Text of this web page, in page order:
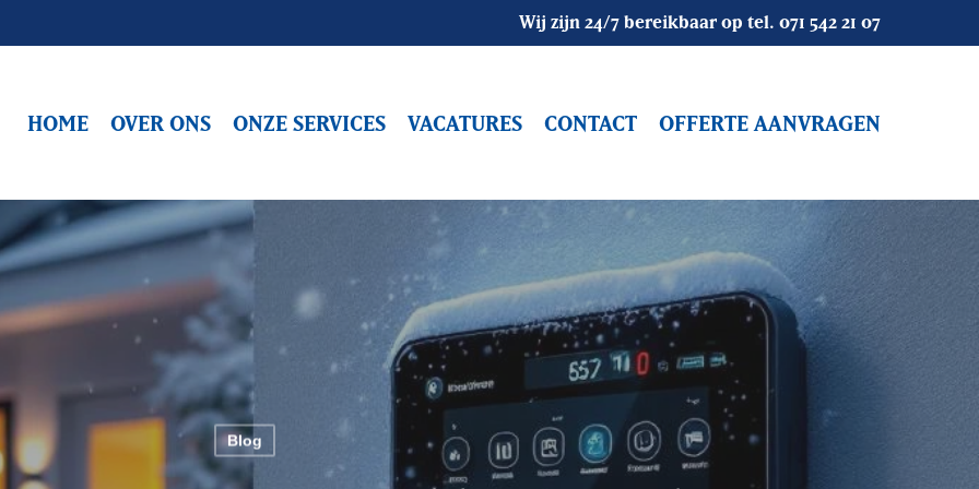
Wij zijn 24/7 bereikbaar op tel. 071 542 21 07
HOME OVER ONS ONZE SERVICES
Objectbewaking
Bouwbeveiliging
Mobiele Surveillance
Winkelsurveilance
Receptiediensten / Host
Alarmopvolging
Vakantiesurveillance
Camerabeveiliging
Camerasystemen
Alarmsystemen
VACATURES CONTACT OFFERTE AANVRAGEN
Blog